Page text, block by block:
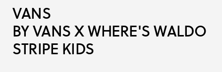
VANS
BY VANS X WHERE'S WALDO
STRIPE KIDS